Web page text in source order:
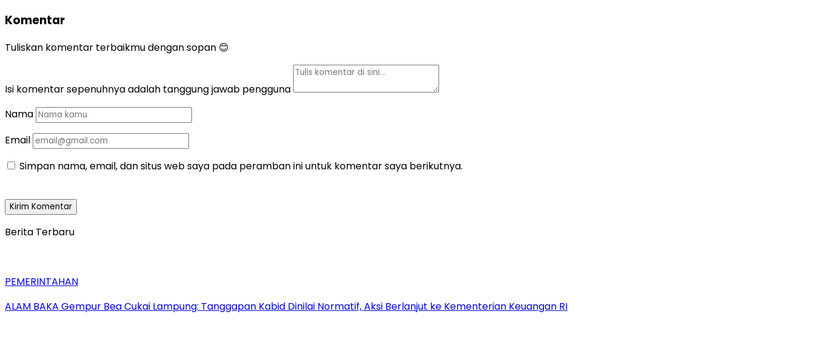
Komentar
Tuliskan komentar terbaikmu dengan sopan 😊
Isi komentar sepenuhnya adalah tanggung jawab pengguna
Nama
Email
Simpan nama, email, dan situs web saya pada peramban ini untuk komentar saya berikutnya.
Berita Terbaru
PEMERINTAHAN
ALAM BAKA Gempur Bea Cukai Lampung: Tanggapan Kabid Dinilai Normatif, Aksi Berlanjut ke Kementerian Keuangan RI